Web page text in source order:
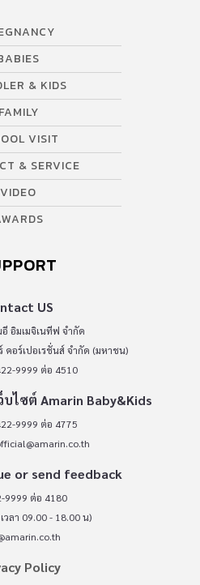
& KIDS
FAMILY
VISIT
& SERVICE
VIDEO
US
อี อิมเมจิเนทีฟ จำกัด
คอร์เปอเรชั่นส์ จำกัด (มหาชน)
9999 ต่อ 4510
ไซต์ Amarin Baby&Kids
9999 ต่อ 4775
or send feedback
9999 ต่อ 4180
วลา 09.00 - 18.00 น)
Policy